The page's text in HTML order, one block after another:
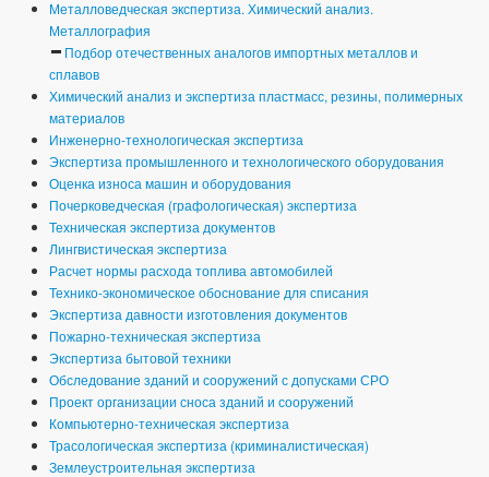
Металловедческая экспертиза. Химический анализ.
Металлография
Подбор отечественных аналогов импортных металлов и
сплавов
Химический анализ и экспертиза пластмасс, резины, полимерных
материалов
Инженерно-технологическая экспертиза
Экспертиза промышленного и технологического оборудования
Оценка износа машин и оборудования
Почерковедческая (графологическая) экспертиза
Техническая экспертиза документов
Лингвистическая экспертиза
Расчет нормы расхода топлива автомобилей
Технико-экономическое обоснование для списания
Экспертиза давности изготовления документов
Пожарно-техническая экспертиза
Экспертиза бытовой техники
Обследование зданий и сооружений с допусками СРО
Проект организации сноса зданий и сооружений
Компьютерно-техническая экспертиза
Трасологическая экспертиза (криминалистическая)
Землеустроительная экспертиза